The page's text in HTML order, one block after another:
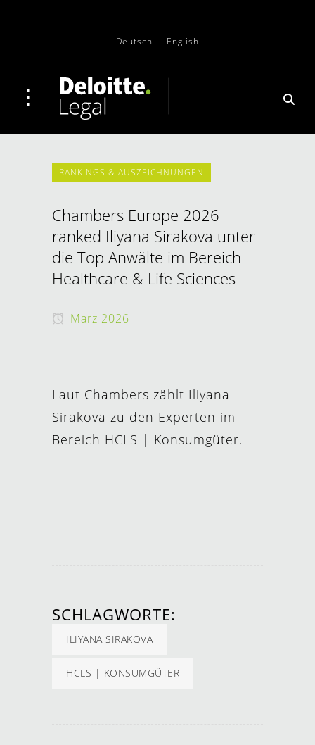
Deutsch English
RANKINGS & AUSZEICHNUNGEN
Chambers Europe 2026
ranked Iliyana Sirakova unter
die Top Anwälte im Bereich
Healthcare & Life Sciences
März 2026
Laut Chambers zählt Iliyana
Sirakova zu den Experten im
Bereich HCLS | Konsumgüter.
SCHLAGWORTE:
ILIYANA SIRAKOVA
HCLS | KONSUMGÜTER